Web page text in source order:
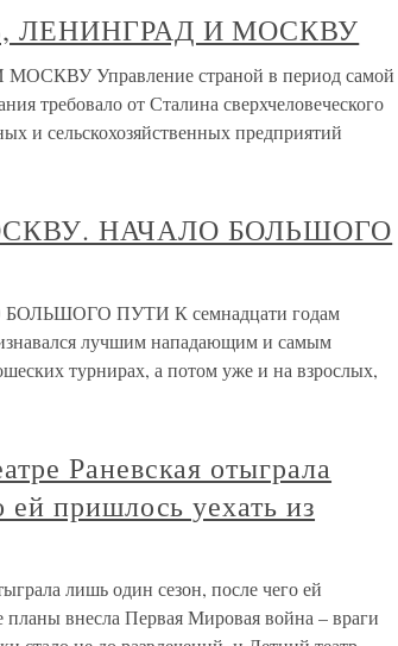
ЛЕНИНГРАД И МОСКВУ
Управление страной в период самой
требовало от Сталина сверхчеловеческого
и сельскохозяйственных предприятий
НАЧАЛО БОЛЬШОГО
ПУТИ К семнадцати годам
лучшим нападающим и самым
турнирах, а потом уже и на взрослых,
Раневская отыграла
пришлось уехать из
лишь один сезон, после чего ей
внесла Первая Мировая война – враги